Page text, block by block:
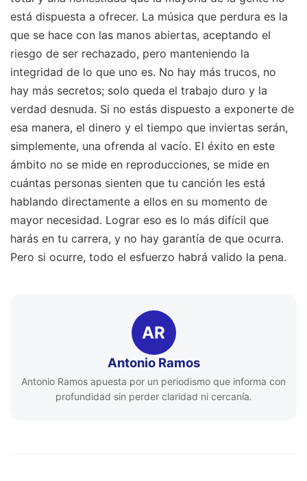
está dispuesta a ofrecer. La música que perdura es la
que se hace con las manos abiertas, aceptando el
riesgo de ser rechazado, pero manteniendo la
integridad de lo que uno es. No hay más trucos, no
hay más secretos; solo queda el trabajo duro y la
verdad desnuda. Si no estás dispuesto a exponerte de
esa manera, el dinero y el tiempo que inviertas serán,
simplemente, una ofrenda al vacío. El éxito en este
ámbito no se mide en reproducciones, se mide en
cuántas personas sienten que tu canción les está
hablando directamente a ellos en su momento de
mayor necesidad. Lograr eso es lo más difícil que
harás en tu carrera, y no hay garantía de que ocurra.
Pero si ocurre, todo el esfuerzo habrá valido la pena.
AR
Antonio Ramos
Antonio Ramos apuesta por un periodismo que informa con
profundidad sin perder claridad ni cercanía.